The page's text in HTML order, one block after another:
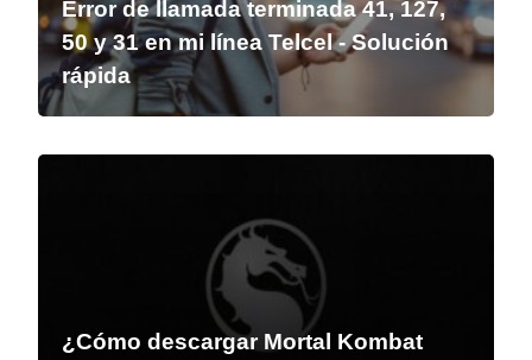
Error de llamada terminada 41, 127,
50 y 31 en mi línea Telcel - Solución
rápida
¿Cómo descargar Mortal Kombat